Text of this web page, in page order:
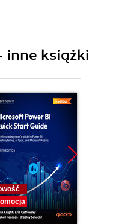
inne książki